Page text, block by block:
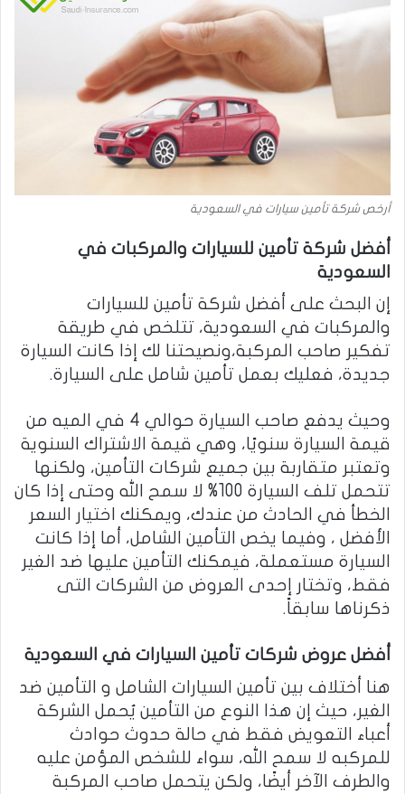
أرخص شركة تأمين سيارات في السعودية
أفضل شركة تأمين للسيارات والمركبات في
السعودية
إن البحث على أفضل شركة تأمين للسيارات
والمركبات في السعودية، تتلخص في طريقة
تفكير صاحب المركبة،ونصيحتنا لك إذا كانت السيارة
جديدة، فعليك بعمل تأمين شامل على السيارة.
وحيث يدفع صاحب السيارة حوالي 4 في الميه من
قيمة السيارة سنويًا، وهي قيمة الاشتراك السنوية
وتعتبر متقاربة بين جميع شركات التأمين، ولكنها
تتحمل تلف السيارة 100% لا سمح الله وحتى إذا كان
الخطأ في الحادث من عندك، ويمكنك اختيار السعر
الأفضل ، وفيما يخص التأمين الشامل، أما إذا كانت
السيارة مستعملة، فيمكنك التأمين عليها ضد الغير
فقط، وتختار إحدى العروض من الشركات التى
ذكرناها سابقاً.
أفضل عروض شركات تأمين السيارات في السعودية
هنا أختلاف بين تأمين السيارات الشامل و التأمين ضد
الغير، حيث إن هذا النوع من التأمين يُحمل الشركة
أعباء التعويض فقط في حالة حدوث حوادث
للمركبه لا سمح الله، سواء للشخص المؤمن عليه
والطرف الآخر أيضًا، ولكن يتحمل صاحب المركبة